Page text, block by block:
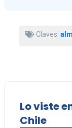
Claves:
Lo viste
Chile